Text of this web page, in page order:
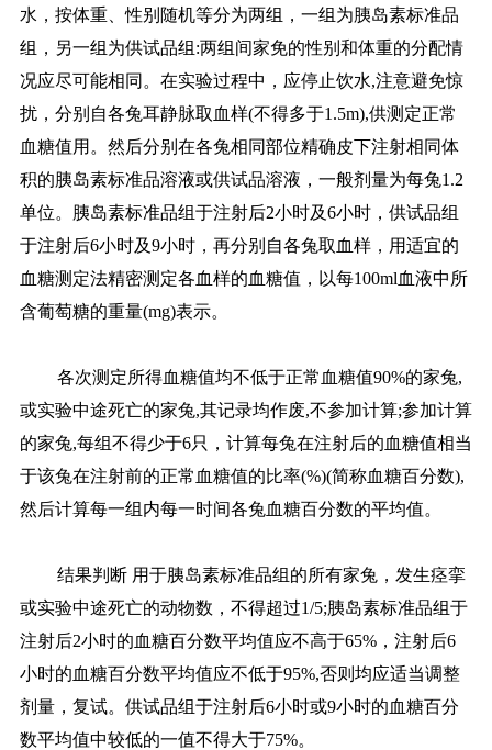
水，按体重、性别随机等分为两组，一组为胰岛素标准品
组，另一组为供试品组:两组间家免的性别和体重的分配情
况应尽可能相同。在实验过程中，应停止饮水,注意避免惊
扰，分别自各兔耳静脉取血样(不得多于1.5m),供测定正常
血糖值用。然后分别在各兔相同部位精确皮下注射相同体
积的胰岛素标准品溶液或供试品溶液，一般剂量为每兔1.2
单位。胰岛素标准品组于注射后2小时及6小时，供试品组
于注射后6小时及9小时，再分别自各兔取血样，用适宜的
血糖测定法精密测定各血样的血糖值，以每100ml血液中所
含葡萄糖的重量(mg)表示。
各次测定所得血糖值均不低于正常血糖值90%的家兔,
或实验中途死亡的家兔,其记录均作废,不参加计算;参加计算
的家兔,每组不得少于6只，计算每兔在注射后的血糖值相当
于该兔在注射前的正常血糖值的比率(%)(简称血糖百分数),
然后计算每一组内每一时间各兔血糖百分数的平均值。
结果判断 用于胰岛素标准品组的所有家兔，发生痉挛
或实验中途死亡的动物数，不得超过1/5;胰岛素标准品组于
注射后2小时的血糖百分数平均值应不高于65%，注射后6
小时的血糖百分数平均值应不低于95%,否则均应适当调整
剂量，复试。供试品组于注射后6小时或9小时的血糖百分
数平均值中较低的一值不得大于75%。